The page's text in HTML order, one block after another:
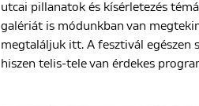
utcai pillanatok és kísérletezés
galériát is módunkban van
megtaláljuk itt. A fesztivál egészen
hiszen telis-tele van érdekes